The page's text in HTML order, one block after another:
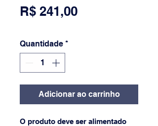
R$ 241,00Preço
Quantidade *
Adicionar ao carrinho
O produto deve ser alimentado